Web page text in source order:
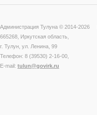
Администрация Тулуна © 2014-2026
665268, Иркутская область,
г. Тулун, ул. Ленина, 99
Телефон: 8 (39530) 2-16-00,
E-mail: tulun@govirk.ru